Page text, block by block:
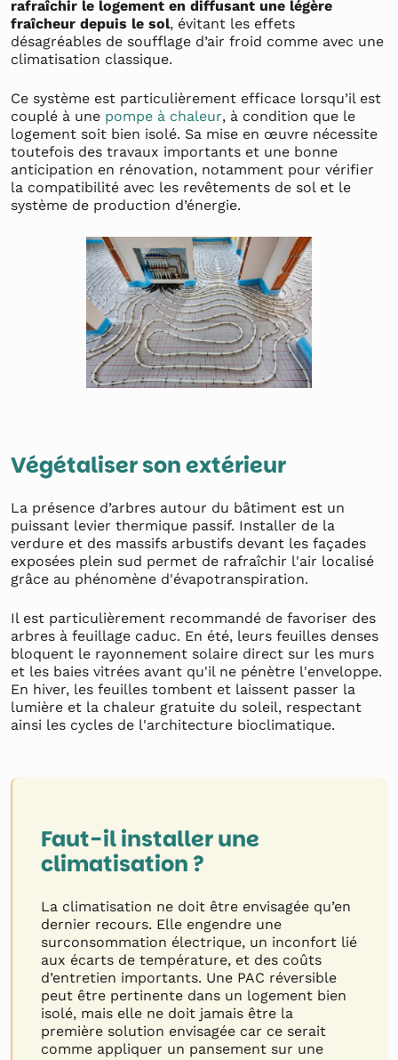
rafraîchir le logement en diffusant une légère
fraîcheur depuis le sol, évitant les effets
désagréables de soufflage d’air froid comme avec une
climatisation classique.
Ce système est particulièrement efficace lorsqu’il est
couplé à une pompe à chaleur, à condition que le
logement soit bien isolé. Sa mise en œuvre nécessite
toutefois des travaux importants et une bonne
anticipation en rénovation, notamment pour vérifier
la compatibilité avec les revêtements de sol et le
système de production d’énergie.
Végétaliser son extérieur
La présence d’arbres autour du bâtiment est un
puissant levier thermique passif. Installer de la
verdure et des massifs arbustifs devant les façades
exposées plein sud permet de rafraîchir l'air localisé
grâce au phénomène d'évapotranspiration.
Il est particulièrement recommandé de favoriser des
arbres à feuillage caduc. En été, leurs feuilles denses
bloquent le rayonnement solaire direct sur les murs
et les baies vitrées avant qu'il ne pénètre l'enveloppe.
En hiver, les feuilles tombent et laissent passer la
lumière et la chaleur gratuite du soleil, respectant
ainsi les cycles de l'architecture bioclimatique.
Faut-il installer une
climatisation ?
La climatisation ne doit être envisagée qu’en
dernier recours. Elle engendre une
surconsommation électrique, un inconfort lié
aux écarts de température, et des coûts
d’entretien importants. Une PAC réversible
peut être pertinente dans un logement bien
isolé, mais elle ne doit jamais être la
première solution envisagée car ce serait
comme appliquer un pansement sur une